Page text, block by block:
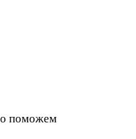
поможем